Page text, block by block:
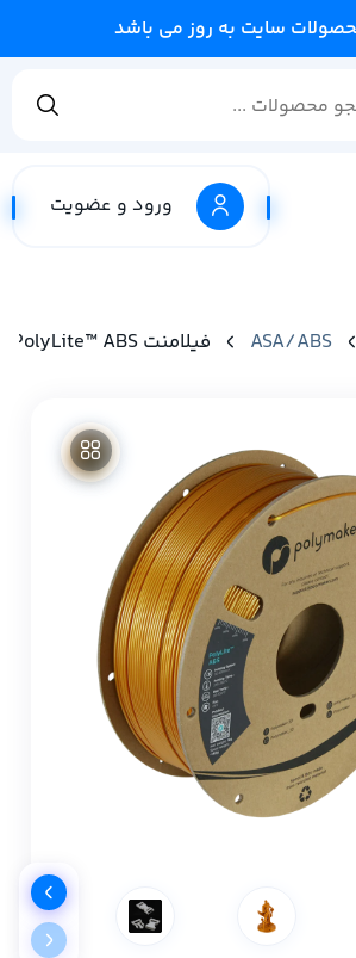
سایت به روز می باشد
ورود و عضویت
ASA/ABS فیلامنت PolyLite™ ABS برند Polymaker رنگ Gold